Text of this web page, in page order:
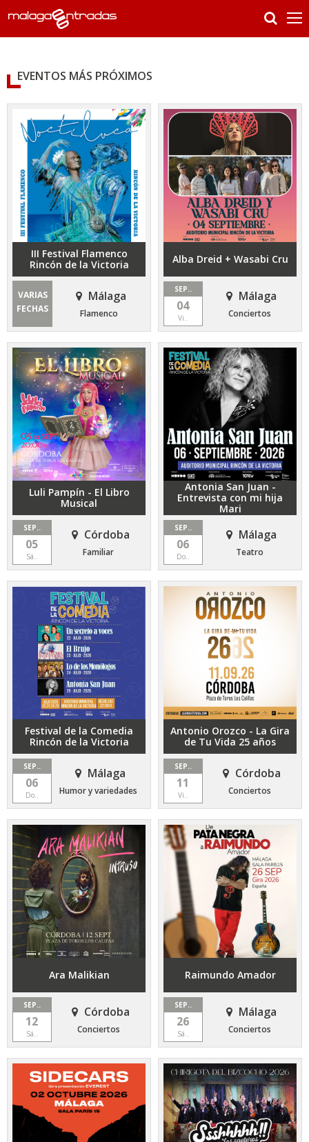
EVENTOS MÁS PRÓXIMOS
III Festival Flamenco
Rincón de la Victoria
VARIAS
FECHAS
Málaga
Flamenco
Alba Dreid + Wasabi Cru
SEP..
04
Vi..
Málaga
Conciertos
Luli Pampín - El Libro
Musical
SEP..
05
Sá..
Córdoba
Familiar
Antonia San Juan -
Entrevista con mi hija
Mari
SEP..
06
Do..
Málaga
Teatro
Festival de la Comedia
Rincón de la Victoria
SEP..
06
Do..
Málaga
Humor y variedades
Antonio Orozco - La Gira
de Tu Vida 25 años
SEP..
11
Vi..
Córdoba
Conciertos
Ara Malikian
SEP..
12
Sá..
Córdoba
Conciertos
Raimundo Amador
SEP..
26
Sá..
Málaga
Conciertos